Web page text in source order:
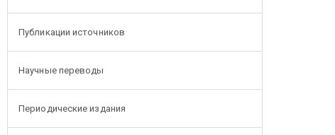
Публикации источников
Научные переводы
Периодические издания